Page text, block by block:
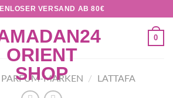
VERSAND AB 80€
0
PARFUM-MARKEN / LATTAFA